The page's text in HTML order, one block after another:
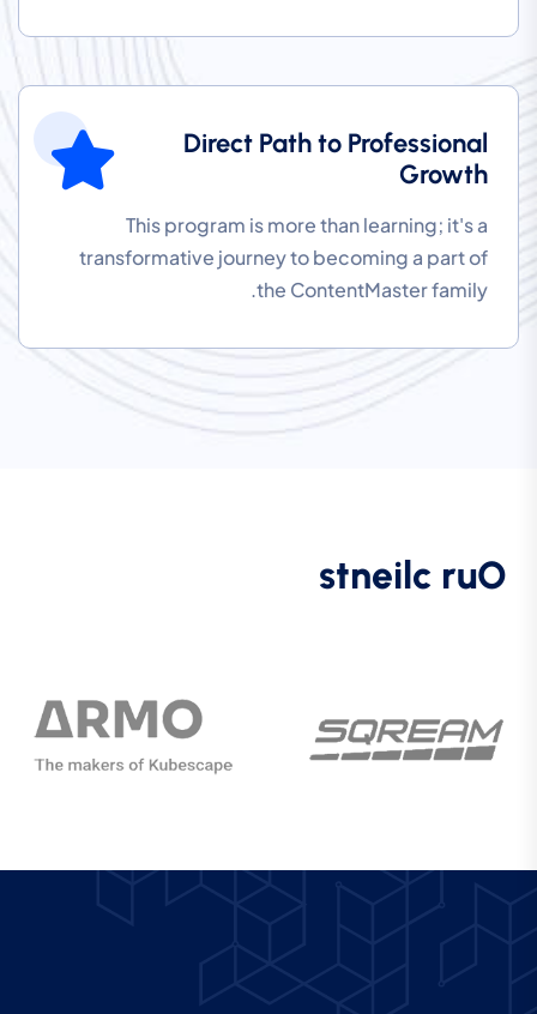
Direct Path to Professional
Growth
This program is more than learning; it's a
transformative journey to becoming a part of
the ContentMaster family.
O
u
r
c
l
i
e
n
t
s